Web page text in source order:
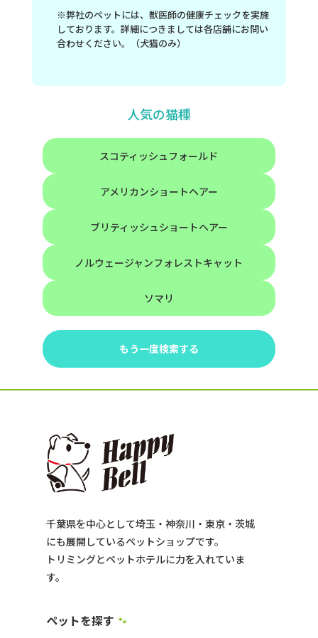
※弊社のペットには、獣医師の健康チェックを実施
しております。詳細につきましては各店舗にお問い
合わせください。（犬猫のみ）
人気の猫種
スコティッシュフォールド
アメリカンショートヘアー
ブリティッシュショートヘアー
ノルウェージャンフォレストキャット
ソマリ
もう一度検索する
千葉県を中心として埼玉・神奈川・東京・茨城
にも展開しているペットショップです。
トリミングとペットホテルに力を入れていま
す。
ペットを探す 🐾